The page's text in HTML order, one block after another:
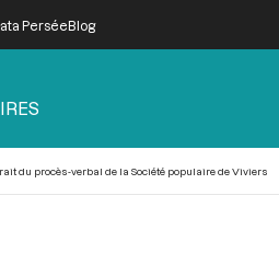
PerséeBlog
du procès-verbal de la Société populaire de Viviers